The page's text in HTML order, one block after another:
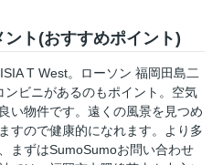
ト(おすすめポイント)
T West。ローソン 福岡田島二
ビニがあるのもポイント。空気
い物件です。遠くの風景を見つめ
すので健康的になれます。より多
まずはSumoSumoお問い合わせ